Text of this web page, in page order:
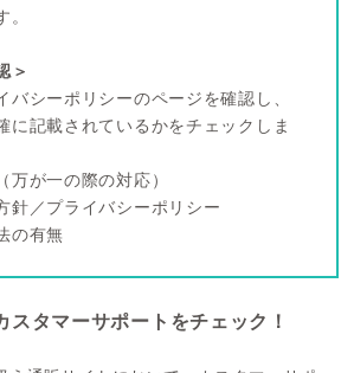
。
＞
バシーポリシーのページを確認し、
に記載されているかをチェックしま
万が一の際の対応）
針／プライバシーポリシー
の有無
スタマーサポートをチェック！